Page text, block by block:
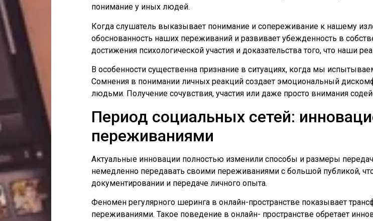
понимание у иных людей.
Когда слушатель выказывает понимание и сопереживание к нашему
обоснованность наших переживаний и развивает убежденность в
достижения психологической участия и доказательства того, что наши
В особенности существенна признание в ситуациях, когда мы
Сомнения в понимании личных реакций создает эмоциональный
людьми. Получение сочувствия, участия или даже просто внимания
Период социальных сетей:
переживаниями
Актуальные инновации полностью изменили способы и размеры
немедленно передавать своими переживаниями с большой публикой,
документировании и передаче личного опыта.
Феномен регулярного шеринга в онлайн-пространстве показывает
переживаниями. Такое поведение в онлайн- пространстве обретает